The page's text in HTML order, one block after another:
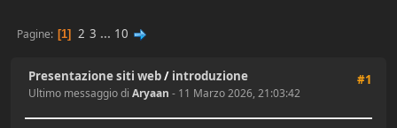
Pagine 1 2 3 ... 10
#1
Presentazione siti web/ introduzione
Ultimo messaggio di Aryaan - 11 Marzo 2026, 21:03:42